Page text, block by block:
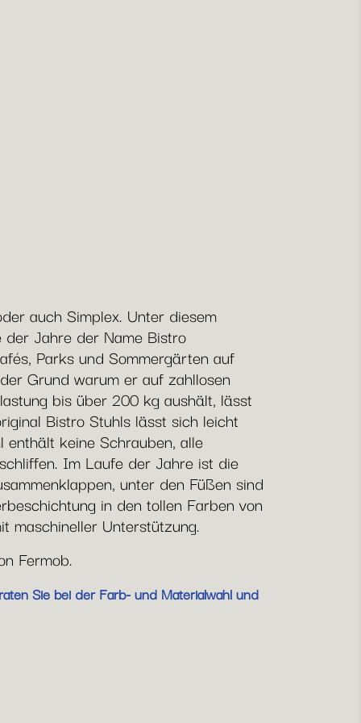
auch Simplex. Unter diesem
Jahre der Name Bistro
Parks und Sommergärten auf
Grund warum er auf zahllosen
bis über 200 kg aushält, lässt
Bistro Stuhls lässt sich leicht
keine Schrauben, alle
Im Laufe der Jahre ist die
unter den Füßen sind
in den tollen Farben von
maschineller Unterstützung.
Fermob.
Sie bei der Farb- und Materialwahl und